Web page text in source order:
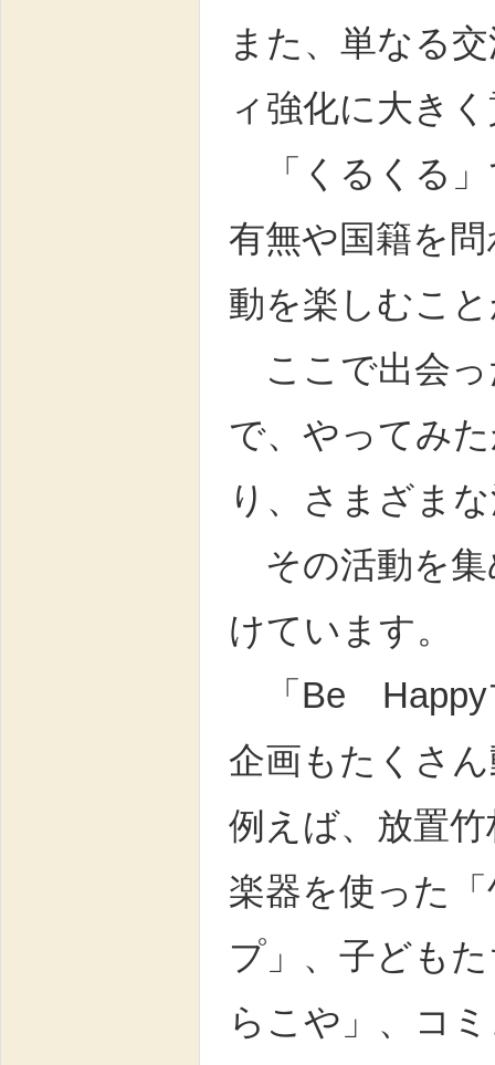
また、単なる
ィ強化に大き
「くるくる」
有無や国籍を
動を楽しむこ
ここで出会っ
で、やってみ
り、さまざま
その活動を集
けています。
「Be Happy
企画もたくさ
例えば、放置
楽器を使った
プ」、子ども
らこや」、コ